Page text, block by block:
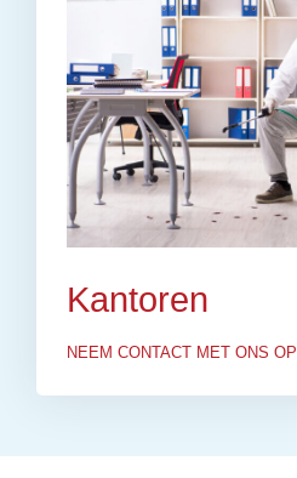
Kantoren
NEEM CONTACT MET ONS OP